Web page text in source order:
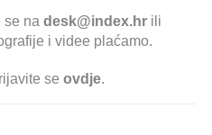
se na desk@index.hr ili
i videe plaćamo.
se ovdje.